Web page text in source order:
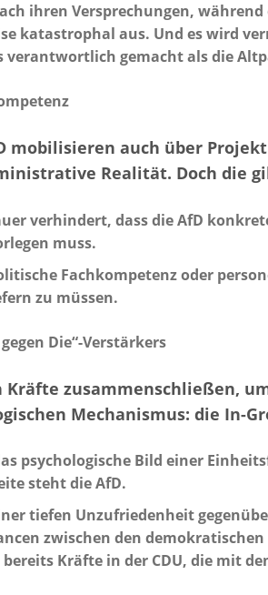
ihren Versprechungen,
katastrophal aus. Und es wird
verantwortlich gemacht als die
mobilisieren auch über
Realität. Doch die
verhindert, dass die AfD
muss.
Fachkompetenz oder
zu müssen.
Die“-Verstärkers
zusammenschließen,
Mechanismus: die In-
psychologische Bild einer
steht die AfD.
tiefen Unzufriedenheit
zwischen den
Kräfte in der CDU, die mit